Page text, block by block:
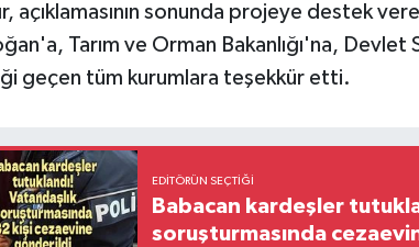
açıklamasının sonunda projeye destek
Tarım ve Orman Bakanlığı'na,
geçen tüm kurumlara teşekkür etti.
EDITÖRÜN SEÇTIĞI
Babacan kardeşler
soruşturmasında